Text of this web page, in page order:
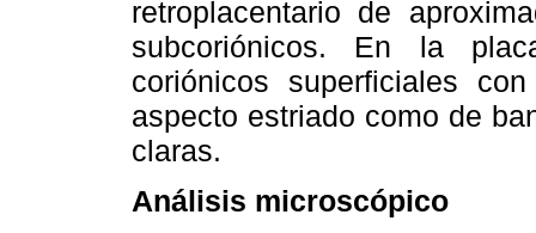
retroplacentario de
subcoriónicos. En la
coriónicos superficiales
aspecto estriado como de
claras.
Análisis microscópico